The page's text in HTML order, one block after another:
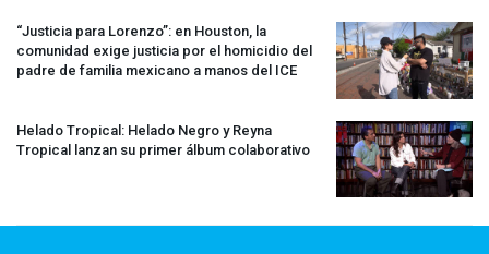
“Justicia para Lorenzo”: en Houston, la
comunidad exige justicia por el homicidio del
padre de familia mexicano a manos del ICE
Helado Tropical: Helado Negro y Reyna
Tropical lanzan su primer álbum colaborativo